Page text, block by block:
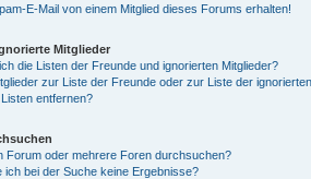
E-Mail von einem Mitglied dieses Forums erhalten!
Mitglieder
die Listen der Freunde und ignorierten Mitglieder?
zur Liste der Freunde oder zur Liste der
entfernen?
Forum oder mehrere Foren durchsuchen?
ich bei der Suche keine Ergebnisse?